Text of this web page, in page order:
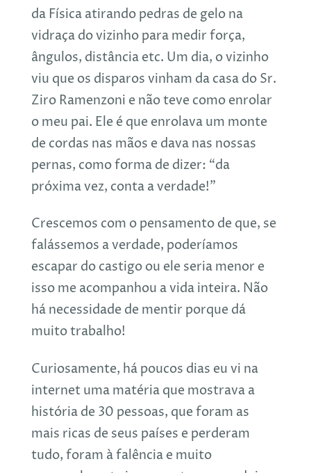
da Física atirando pedras de gelo na
vidraça do vizinho para medir força,
ângulos, distância etc. Um dia, o vizinho
viu que os disparos vinham da casa do Sr.
Ziro Ramenzoni e não teve como enrolar
o meu pai. Ele é que enrolava um monte
de cordas nas mãos e dava nas nossas
pernas, como forma de dizer: “da
próxima vez, conta a verdade!”
Crescemos com o pensamento de que, se
falássemos a verdade, poderíamos
escapar do castigo ou ele seria menor e
isso me acompanhou a vida inteira. Não
há necessidade de mentir porque dá
muito trabalho!
Curiosamente, há poucos dias eu vi na
internet uma matéria que mostrava a
história de 30 pessoas, que foram as
mais ricas de seus países e perderam
tudo, foram à falência e muito